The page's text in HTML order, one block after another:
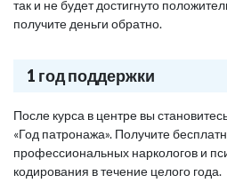
так и не будет достигнуто
получите деньги обратно.
1 год поддержки
После курса в центре вы
«Год патронажа». Получите
профессиональных наркологов и
кодирования в течение целого года.